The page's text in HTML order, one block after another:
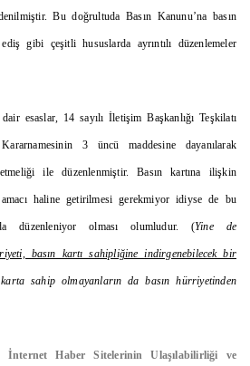
Bu doğrultuda Basın Kanunu’na basın
gibi çeşitli hususlarda ayrıntılı düzenlemeler
esaslar, 14 sayılı İletişim Başkanlığı Teşkilatı
Kararnamesinin 3 üncü maddesine dayanılarak
ile düzenlenmiştir. Basın kartına ilişkin
haline getirilmesi gerekmiyor idiyse de bu
düzenleniyor olması olumludur. (Yine de
basın kartı sahipliğine indirgenebilecek bir
sahip olmayanların da basın hürriyetinden
İnternet Haber Sitelerinin Ulaşılabilirliği ve